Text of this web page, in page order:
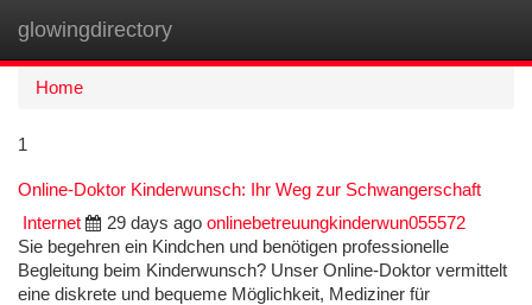
glowingdirectory
Home
1
Online-Doktor Kinderwunsch: Ihr Weg zur Schwangerschaft
Internet
29 days ago onlinebetreuungkinderwun055572
Sie begehren ein Kindchen und benötigen professionelle
Begleitung beim Kinderwunsch? Unser Online-Doktor vermittelt
eine diskrete und bequeme Möglichkeit, Mediziner für